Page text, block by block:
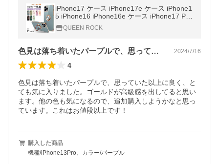
iPhone17 ケース iPhone17e ケース iPhone1
5 iPhone16 iPhone16e ケース iPhone17 Pro
Max Plus Air iPhone14 iPhone13 iPhone12
mini 11 SE3 ケース リング付き
QUEEN ROCK
色見は落ち着いたパープルで、思っていた… 2024/7/16
4
色見は落ち着いたパープルで、思っていた以上に良く、と
ても気に入りました。ゴールドが高級感を出してると思い
ます。他の色も気になるので、追加購入しようかなと思っ
ています。これはお値段以上です！
購入した商品
機種/iPhone13Pro、カラー/パープル